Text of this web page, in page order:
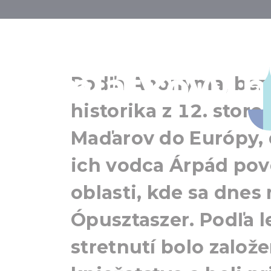
pamiatkový
Podľa Anonyma,
historika z 12.
Maďarov do
ich vodca Árpád
oblasti, kde sa dnes
Ópusztaszer. Podľa
stretnutí bolo